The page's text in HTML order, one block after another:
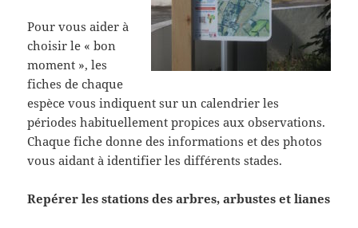
Pour vous aider à
choisir le « bon
moment », les
fiches de chaque
espèce vous indiquent sur un calendrier les
périodes habituellement propices aux observations.
Chaque fiche donne des informations et des photos
vous aidant à identifier les différents stades.
Repérer les stations des arbres, arbustes et lianes